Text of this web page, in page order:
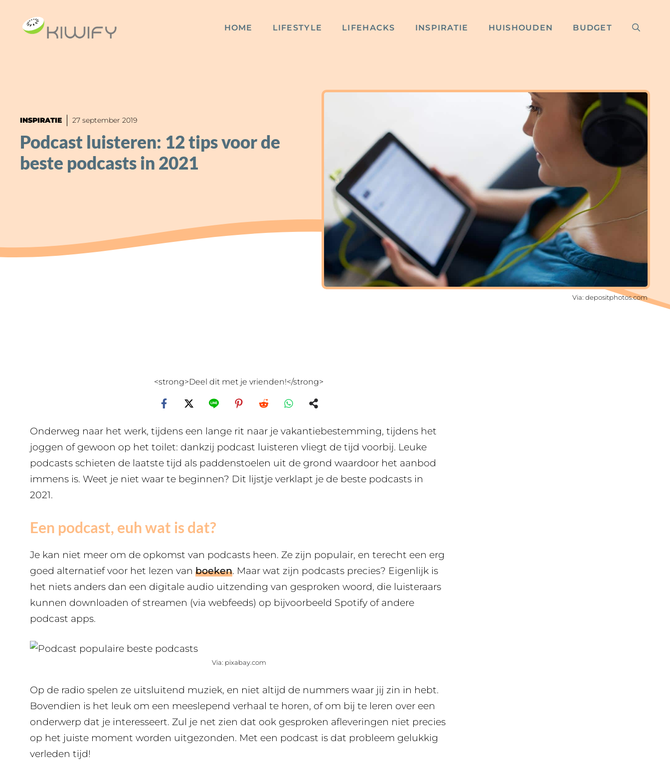
HOME LIFESTYLE LIFEHACKS INSPIRATIE HUISHOUDEN BUDGET
INSPIRATIE 27 september 2019
Podcast luisteren: 12 tips voor de
beste podcasts in 2021
Via: depositphotos.com
<strong>Deel dit met je vrienden!</strong>
Onderweg naar het werk, tijdens een lange rit naar je vakantiebestemming, tijdens het
joggen of gewoon op het toilet: dankzij podcast luisteren vliegt de tijd voorbij. Leuke
podcasts schieten de laatste tijd als paddenstoelen uit de grond waardoor het aanbod
immens is. Weet je niet waar te beginnen? Dit lijstje verklapt je de beste podcasts in
2021.
Een podcast, euh wat is dat?
Je kan niet meer om de opkomst van podcasts heen. Ze zijn populair, en terecht een erg
goed alternatief voor het lezen van boeken. Maar wat zijn podcasts precies? Eigenlijk is
het niets anders dan een digitale audio uitzending van gesproken woord, die luisteraars
kunnen downloaden of streamen (via webfeeds) op bijvoorbeeld Spotify of andere
podcast apps.
Via: pixabay.com
Op de radio spelen ze uitsluitend muziek, en niet altijd de nummers waar jij zin in hebt.
Bovendien is het leuk om een meeslepend verhaal te horen, of om bij te leren over een
onderwerp dat je interesseert. Zul je net zien dat ook gesproken afleveringen niet precies
op het juiste moment worden uitgezonden. Met een podcast is dat probleem gelukkig
verleden tijd!